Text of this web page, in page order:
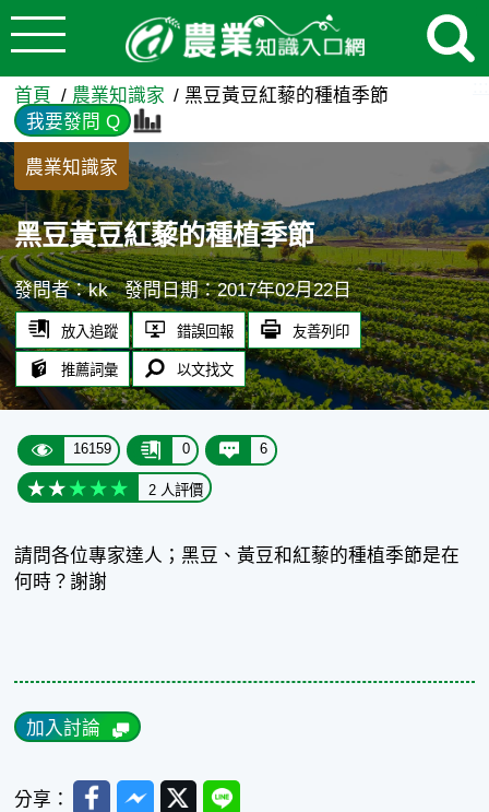
跳到主要內容
黑豆黃豆紅藜的種植季節 -
首頁 農業知識家
黑豆黃豆紅藜的種植季節
我要發問 Q
農業知識家
黑豆黃豆紅藜的種植季節
發問者：kk 發問日期：2017年02月22日
放入追蹤 錯誤回報 友善列印
推薦詞彙 以文找文
16159 0 6
2 人評價
請問各位專家達人；黑豆、黃豆和紅藜的種植季節是在
何時？謝謝
加入討論
分享： FacebookMessenger
TwitterLine